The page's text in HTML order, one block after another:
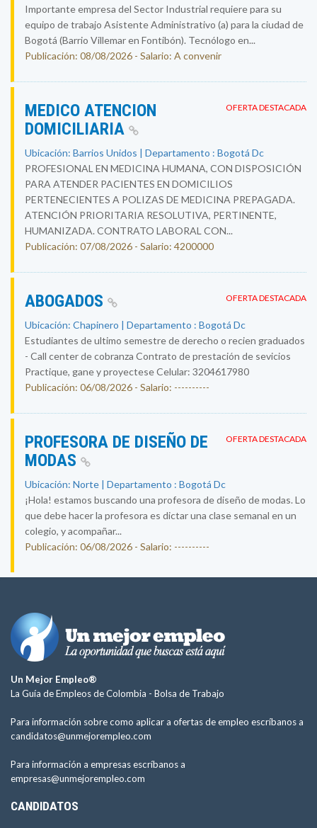
Importante empresa del Sector Industrial requiere para su
equipo de trabajo Asistente Administrativo (a) para la ciudad de
Bogotá (Barrio Villemar en Fontibón). Tecnólogo en...
Publicación: 08/08/2026 - Salario: A convenir
OFERTA DESTACADA
MEDICO ATENCION
DOMICILIARIA
Ubicación: Barrios Unidos | Departamento : Bogotá Dc
PROFESIONAL EN MEDICINA HUMANA, CON DISPOSICIÓN
PARA ATENDER PACIENTES EN DOMICILIOS
PERTENECIENTES A POLIZAS DE MEDICINA PREPAGADA.
ATENCIÓN PRIORITARIA RESOLUTIVA, PERTINENTE,
HUMANIZADA. CONTRATO LABORAL CON...
Publicación: 07/08/2026 - Salario: 4200000
OFERTA DESTACADA
ABOGADOS
Ubicación: Chapinero | Departamento : Bogotá Dc
Estudiantes de ultimo semestre de derecho o recien graduados
- Call center de cobranza Contrato de prestación de sevicios
Practique, gane y proyectese Celular: 3204617980
Publicación: 06/08/2026 - Salario: ----------
OFERTA DESTACADA
PROFESORA DE DISEÑO DE
MODAS
Ubicación: Norte | Departamento : Bogotá Dc
¡Hola! estamos buscando una profesora de diseño de modas. Lo
que debe hacer la profesora es dictar una clase semanal en un
colegio, y acompañar...
Publicación: 06/08/2026 - Salario: ----------
Un Mejor Empleo®
La Guía de Empleos de Colombia - Bolsa de Trabajo
Para información sobre como aplicar a ofertas de empleo escríbanos a
candidatos@unmejorempleo.com
Para información a empresas escríbanos a
empresas@unmejorempleo.com
CANDIDATOS